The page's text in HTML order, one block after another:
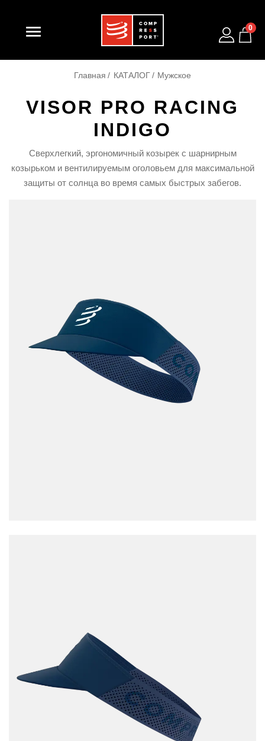
 0
Главная КАТАЛОГ Мужское
VISOR PRO RACING
INDIGO
Сверхлегкий, эргономичный козырек с шарнирным
козырьком и вентилируемым оголовьем для максимальной
защиты от солнца во время самых быстрых забегов.